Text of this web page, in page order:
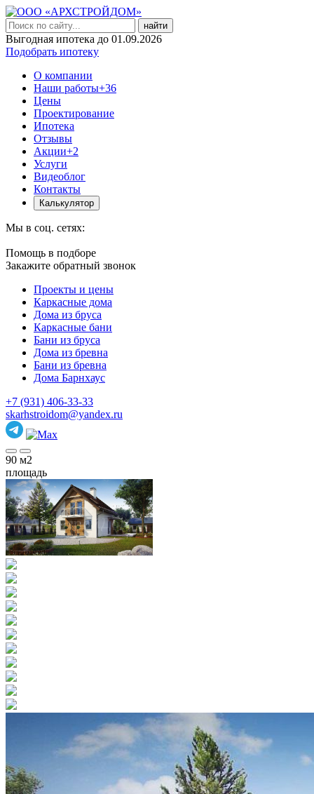
найти
Выгодная ипотека до 01.09.2026
Подобрать ипотеку
О компании
Наши работы+36
Цены
Проектирование
Ипотека
Отзывы
Акции+2
Услуги
Видеоблог
Контакты
Калькулятор
Мы в соц. сетях:
Помощь в подборе
Закажите обратный звонок
Проекты и цены
Каркасные дома
Дома из бруса
Каркасные бани
Бани из бруса
Дома из бревна
Бани из бревна
Дома Барнхаус
+7 (931) 406-33-33
skarhstroidom@yandex.ru
90 м2
площадь